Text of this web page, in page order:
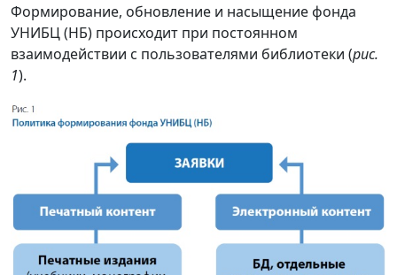
Формирование, обновление и насыщение фонда
УНИБЦ (НБ) происходит при постоянном
взаимодействии с пользователями библиотеки (рис.
1).